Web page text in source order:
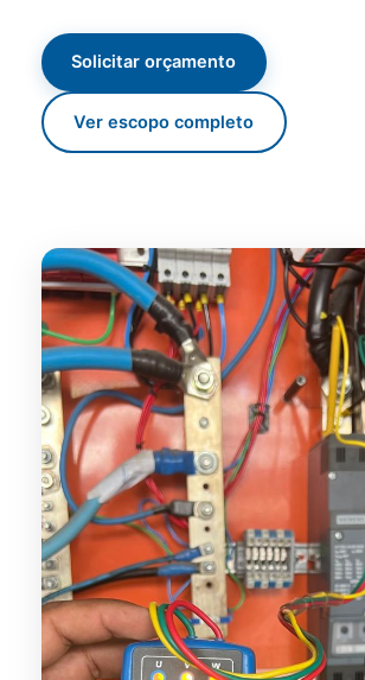
Solicitar orçamento
Ver escopo completo